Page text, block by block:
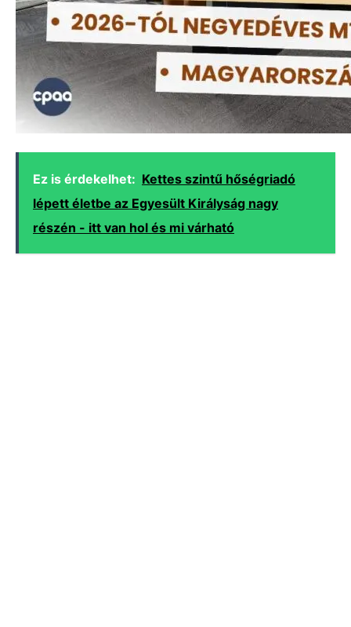
Ez is érdekelhet: Kettes szintű hőségriadó
lépett életbe az Egyesült Királyság nagy
részén - itt van hol és mi várható